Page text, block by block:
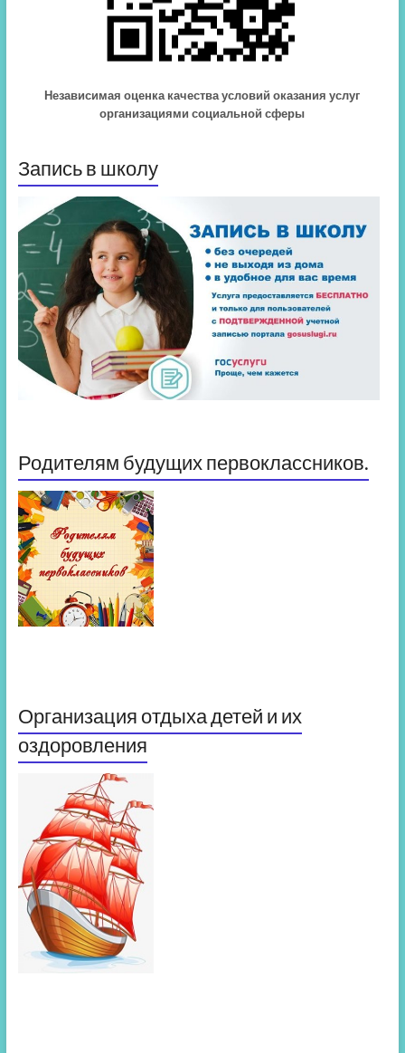
Независимая оценка качества условий оказания услуг
организациями социальной сферы
Запись в школу
Родителям будущих первоклассников.
Организация отдыха детей и их
оздоровления